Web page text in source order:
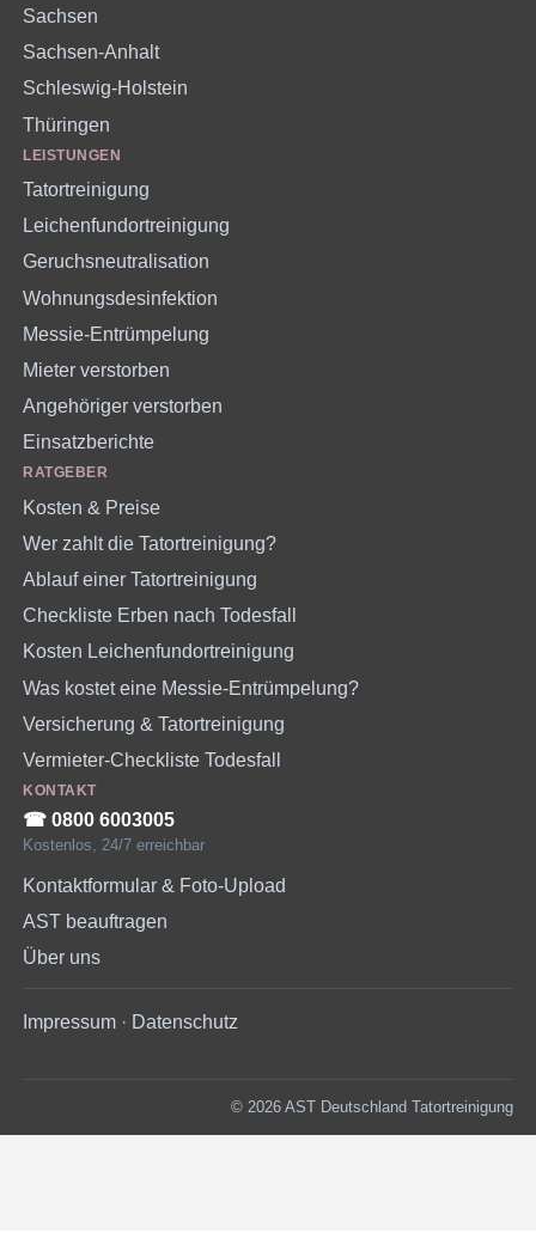
Sachsen
Sachsen-Anhalt
Schleswig-Holstein
Thüringen
LEISTUNGEN
Tatortreinigung
Leichenfundortreinigung
Geruchsneutralisation
Wohnungsdesinfektion
Messie-Entrümpelung
Mieter verstorben
Angehöriger verstorben
Einsatzberichte
RATGEBER
Kosten & Preise
Wer zahlt die Tatortreinigung?
Ablauf einer Tatortreinigung
Checkliste Erben nach Todesfall
Kosten Leichenfundortreinigung
Was kostet eine Messie-Entrümpelung?
Versicherung & Tatortreinigung
Vermieter-Checkliste Todesfall
KONTAKT
☎︎ 0800 6003005
Kostenlos, 24/7 erreichbar
Kontaktformular & Foto-Upload
AST beauftragen
Über uns
Impressum · Datenschutz
© 2026 AST Deutschland Tatortreinigung